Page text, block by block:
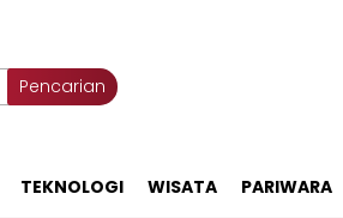
Pencarian
TEKNOLOGI WISATA PARIWARA